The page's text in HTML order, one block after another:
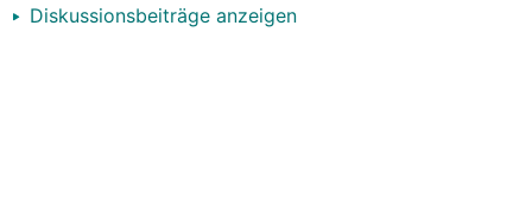
Diskussionsbeiträge anzeigen